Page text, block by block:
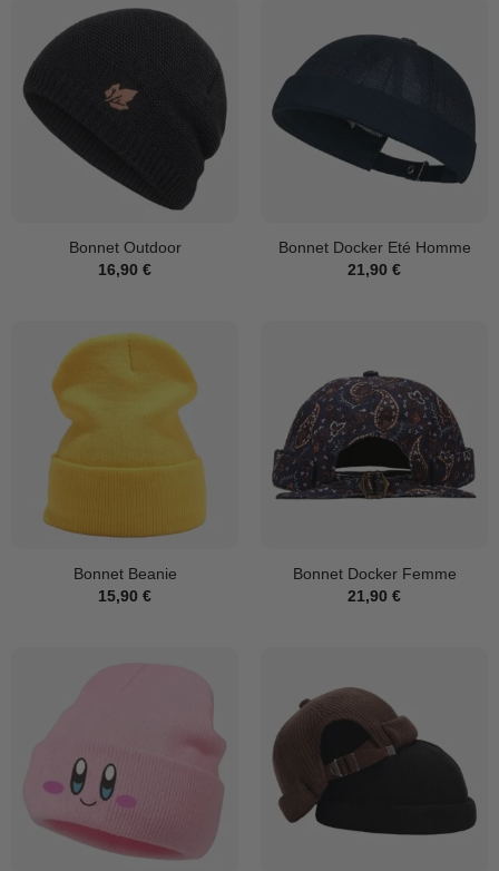
Bonnet Outdoor
16,90 €
Bonnet Docker Eté Homme
21,90 €
Bonnet Beanie
15,90 €
Bonnet Docker Femme
21,90 €